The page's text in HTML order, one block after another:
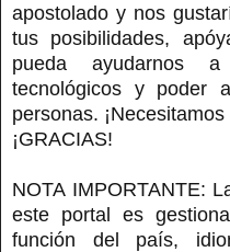
apostolado y nos
tus posibilidades,
pueda ayudarnos
tecnológicos y poder
personas. ¡Necesitamos
¡GRACIAS!
NOTA IMPORTANTE:
este portal es
función del país,